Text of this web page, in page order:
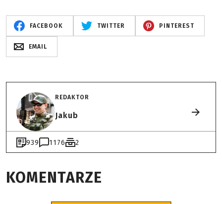
FACEBOOK TWITTER PINTEREST
EMAIL
REDAKTOR
Jakub
939 1176 2
KOMENTARZE